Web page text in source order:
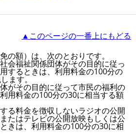
▲このページの一番上にもどる
の額）は、次のとおりです。
会福祉関係団体がその目的に従っ
するときは、利用料金の100分の
ます。
がその目的に従って市民の福利の
用料金の100分の30に相当する額
る料金を徴収しないラジオの公開
たはテレビの公開放映もしくは公
きは、利用料金の100分の30に相